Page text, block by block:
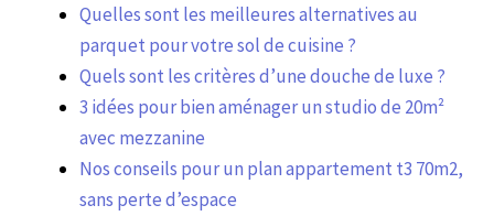
Quelles sont les meilleures alternatives au
parquet pour votre sol de cuisine ?
Quels sont les critères d’une douche de luxe ?
3 idées pour bien aménager un studio de 20m²
avec mezzanine
Nos conseils pour un plan appartement t3 70m2,
sans perte d’espace